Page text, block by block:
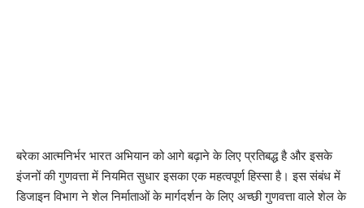
बरेका आत्मनिर्भर भारत अभियान को आगे बढ़ाने के लिए प्रतिबद्ध है और इसके
इंजनों की गुणवत्ता में नियमित सुधार इसका एक महत्वपूर्ण हिस्सा है। इस संबंध में
डिजाइन विभाग ने शेल निर्माताओं के मार्गदर्शन के लिए अच्छी गुणवत्ता वाले शेल के